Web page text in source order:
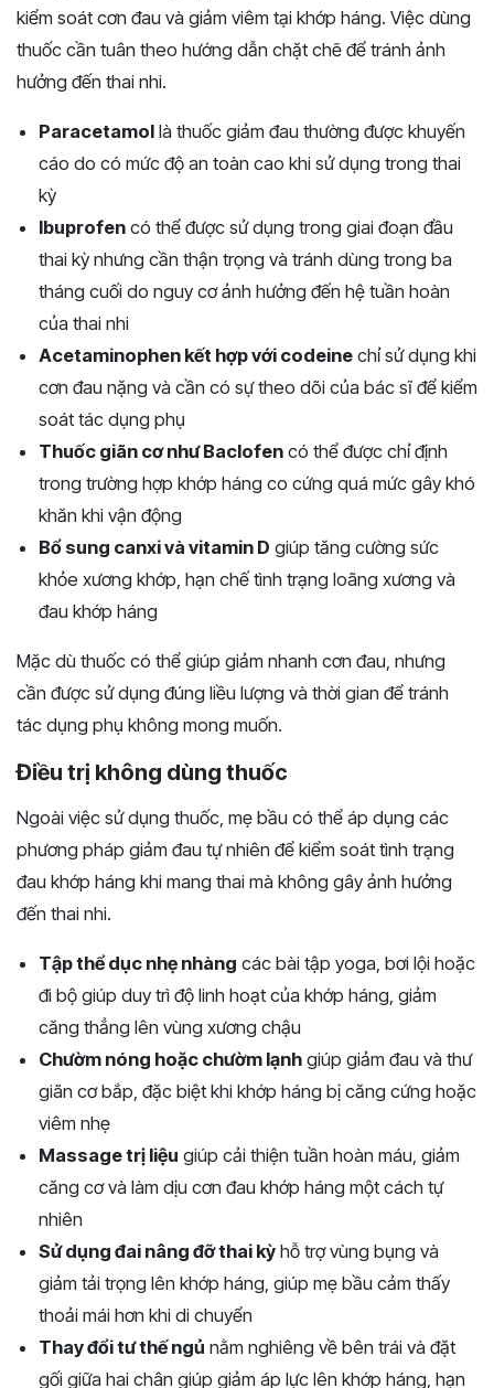
kiểm soát cơn đau và giảm viêm tại khớp háng. Việc dùng
thuốc cần tuân theo hướng dẫn chặt chẽ để tránh ảnh
hưởng đến thai nhi.
Paracetamol là thuốc giảm đau thường được khuyến
cáo do có mức độ an toàn cao khi sử dụng trong thai
kỳ
Ibuprofen có thể được sử dụng trong giai đoạn đầu
thai kỳ nhưng cần thận trọng và tránh dùng trong ba
tháng cuối do nguy cơ ảnh hưởng đến hệ tuần hoàn
của thai nhi
Acetaminophen kết hợp với codeine chỉ sử dụng khi
cơn đau nặng và cần có sự theo dõi của bác sĩ để kiểm
soát tác dụng phụ
Thuốc giãn cơ như Baclofen có thể được chỉ định
trong trường hợp khớp háng co cứng quá mức gây khó
khăn khi vận động
Bổ sung canxi và vitamin D giúp tăng cường sức
khỏe xương khớp, hạn chế tình trạng loãng xương và
đau khớp háng
Mặc dù thuốc có thể giúp giảm nhanh cơn đau, nhưng
cần được sử dụng đúng liều lượng và thời gian để tránh
tác dụng phụ không mong muốn.
Điều trị không dùng thuốc
Ngoài việc sử dụng thuốc, mẹ bầu có thể áp dụng các
phương pháp giảm đau tự nhiên để kiểm soát tình trạng
đau khớp háng khi mang thai mà không gây ảnh hưởng
đến thai nhi.
Tập thể dục nhẹ nhàng các bài tập yoga, bơi lội hoặc
đi bộ giúp duy trì độ linh hoạt của khớp háng, giảm
căng thẳng lên vùng xương chậu
Chườm nóng hoặc chườm lạnh giúp giảm đau và thư
giãn cơ bắp, đặc biệt khi khớp háng bị căng cứng hoặc
viêm nhẹ
Massage trị liệu giúp cải thiện tuần hoàn máu, giảm
căng cơ và làm dịu cơn đau khớp háng một cách tự
nhiên
Sử dụng đai nâng đỡ thai kỳ hỗ trợ vùng bụng và
giảm tải trọng lên khớp háng, giúp mẹ bầu cảm thấy
thoải mái hơn khi di chuyển
Thay đổi tư thế ngủ nằm nghiêng về bên trái và đặt
gối giữa hai chân giúp giảm áp lực lên khớp háng, hạn